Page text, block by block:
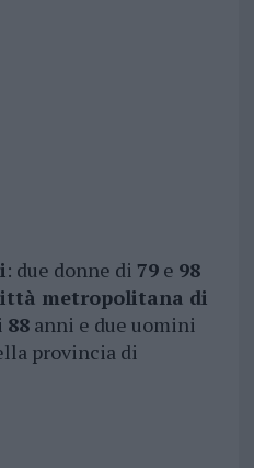
: due donne di 79e 98
metropolitana di
88anni e due uomini
provincia di